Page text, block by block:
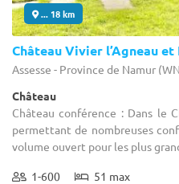
... 18 km
Château Vivier l’Agneau et
Assesse - Province de Namur
Château
Château conférence : Dans le
permettant de nombreuses
volume ouvert pour les plus
1-600 51 max